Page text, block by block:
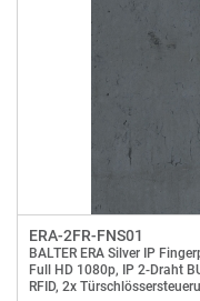
ERA-2FR-FNS01
BALTER ERA Silver IP
Full HD 1080p, IP 2-Draht
RFID, 2x